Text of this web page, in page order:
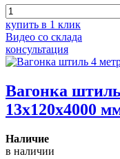
купить в 1 клик
Видео со склада
консультация
Вагонка
13x120x4000
Наличие
в наличии